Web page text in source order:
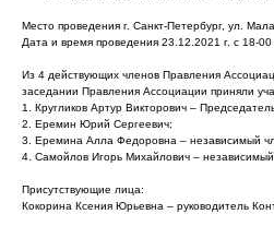
Место проведения г. Санкт-Петербург, ул.
Дата и время проведения 23.12.2021 г. с 18-
Из 4 действующих членов Правления
заседании Правления Ассоциации приняли
1. Кругликов Артур Викторович –
2. Еремин Юрий Сергеевич;
3. Еремина Алла Федоровна – независимый
4. Самойлов Игорь Михайлович –
Присутствующие лица:
Кокорина Ксения Юрьевна – руководитель